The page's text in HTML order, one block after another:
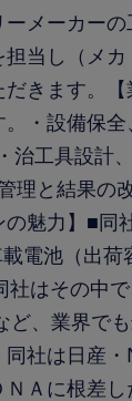
メーカーの
当し（メカ
だきます。
・設備保
治工具設計
理と結果の
魅力】■同
電池（出荷
社はその中
ど、業界で
社は日産・
Ａに根差し